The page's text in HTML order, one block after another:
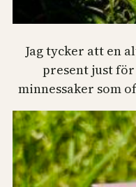
Jag tycker att en
present just
minnessaker som